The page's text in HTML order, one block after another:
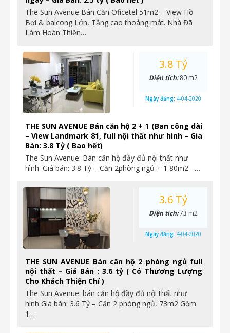
The Sun Avenue Bán Căn Oficetel 51m2 – View Hồ
Bơi & balcong Lớn, Tầng cao thoáng mát. Nhà Đã
Làm Hoàn Thiện…
THE SUN AVENUE Bán căn hộ 2 + 1 (Ban công dài
– View Landmark 81, full nội thất như hình – Gia
Bán: 3.8 Tỷ ( Bao hết)
The Sun Avenue: Bán căn hộ đầy đủ nội thất như
hình. Giá bán: 3.8 Tỷ – Căn 2phòng ngủ + 1 80m2 –…
3.8 Tỷ
Diện tích:80 m2
Ngày đăng: 4-04-2020
THE SUN AVENUE Bán căn hộ 2 phòng ngủ full
nội thất – Giá Bán : 3.6 tỷ ( Có Thương Lượng
Cho Khách Thiện Chí )
The Sun Avenue: bán căn hộ đầy đủ nội thất như
hình Giá bán: 3.6 Tỷ – Căn 2 phòng ngủ, 73m2 Gồm
1…
3.6 Tỷ
Diện tích:73 m2
Ngày đăng: 4-04-2020